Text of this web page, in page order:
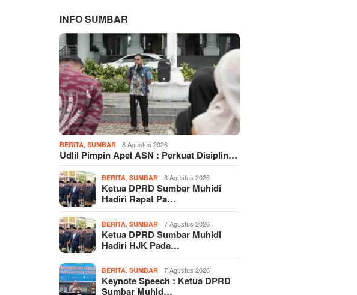
INFO SUMBAR
BERITA ,SUMBAR 8 Agustus 2026
Udlil Pimpin Apel ASN : Perkuat Disiplin…
BERITA ,SUMBAR 8 Agustus 2026
Ketua DPRD Sumbar Muhidi
Hadiri Rapat Pa…
BERITA ,SUMBAR 7 Agustus 2026
Ketua DPRD Sumbar Muhidi
Hadiri HJK Pada…
BERITA ,SUMBAR 7 Agustus 2026
Keynote Speech : Ketua DPRD
Sumbar Muhid…